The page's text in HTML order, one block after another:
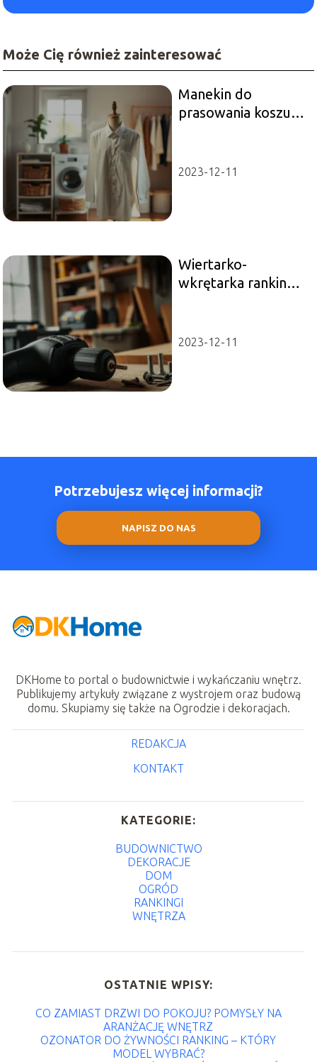
Może Cię również zainteresować
Manekin do
prasowania koszul
2023-12-11
Wiertarko-
wkrętarka ranking –
2023-12-11
Potrzebujesz więcej informacji?
NAPISZ DO NAS
DKHome to portal o budownictwie i wykańczaniu wnętrz.
Publikujemy artykuły związane z wystrojem oraz budową
domu. Skupiamy się także na Ogrodzie i dekoracjach.
REDAKCJA
KONTAKT
KATEGORIE:
BUDOWNICTWO
DEKORACJE
DOM
OGRÓD
RANKINGI
WNĘTRZA
OSTATNIE WPISY:
CO ZAMIAST DRZWI DO POKOJU? POMYSŁY NA
ARANŻACJĘ WNĘTRZ
OZONATOR DO ŻYWNOŚCI RANKING – KTÓRY
MODEL WYBRAĆ?